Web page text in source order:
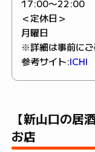
17:00〜22:00
＜定休日＞
月曜日
※詳細は事前にご
参考サイト:ICHI
【新山口の居
お店